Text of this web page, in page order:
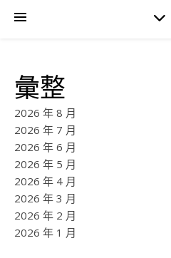
彙整
2026 年 8 月
2026 年 7 月
2026 年 6 月
2026 年 5 月
2026 年 4 月
2026 年 3 月
2026 年 2 月
2026 年 1 月